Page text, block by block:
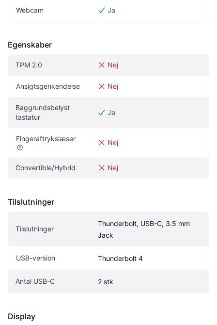
Webcam Ja
Egenskaber
TPM 2.0 Nej
Ansigtsgenkendelse Nej
Baggrundsbelyst
tastatur
Ja
Fingeraftrykslæser Nej
Convertible/Hybrid Nej
Tilslutninger
Tilslutninger
Thunderbolt, USB-C, 3.5 mm
Jack
USB-version Thunderbolt 4
Antal USB-C 2 stk
Display